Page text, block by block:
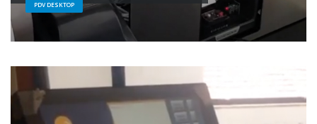
PDV DESKTOP